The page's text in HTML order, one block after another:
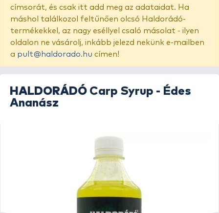
címsorát, és csak itt add meg az adataidat. Ha
máshol találkozol feltűnően olcsó Haldorádó-
termékekkel, az nagy eséllyel csaló másolat - ilyen
oldalon ne vásárolj, inkább jelezd nekünk e-mailben
a pult@haldorado.hu címen!
HALDORÁDÓ Carp Syrup - Édes
Ananász